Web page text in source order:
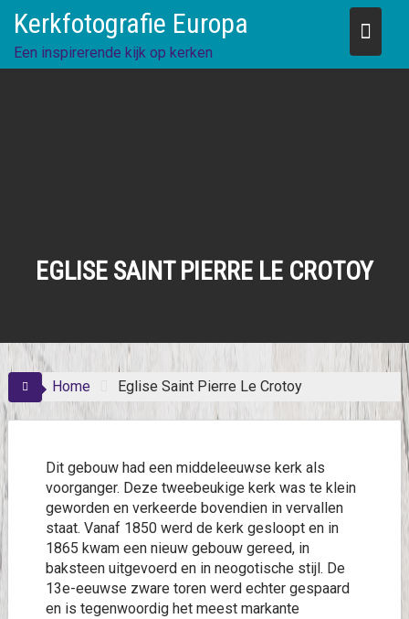
content
Kerkfotografie Europa
Een inspirerende kijk op kerken
EGLISE SAINT PIERRE LE CROTOY
Home Eglise Saint Pierre Le Crotoy
Dit gebouw had een middeleeuwse kerk als
voorganger. Deze tweebeukige kerk was te klein
geworden en verkeerde bovendien in vervallen
staat. Vanaf 1850 werd de kerk gesloopt en in
1865 kwam een nieuw gebouw gereed, in
baksteen uitgevoerd en in neogotische stijl. De
13e-eeuwse zware toren werd echter gespaard
en is tegenwoordig het meest markante